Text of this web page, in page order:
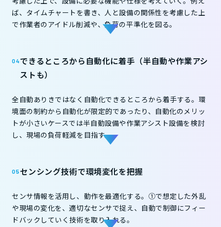
ば、タイムチャートを書き、人と設備の関係性を考慮した上
で作業者のアイドル削減や、負荷の平準化を図る。
できるところから自動化に着手（半自動や作業アシ
ストも）
全自動ありきではなく自動化できるところから着手する。環
境面の制約から自動化が限定的であったり、自動化のメリッ
トが小さいケースでは半自動設備や作業アシスト設備を検討
し、現場の負荷軽減を目指す。
センシング技術で環境変化を把握
センサ情報を活用し、動作を最適化する。①で想定した外乱
や現場の変化を、適切なセンサで捉え、自動で制御にフィー
ドバックしていく技術を取り入れる。